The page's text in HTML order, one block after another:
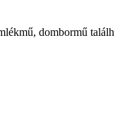
dombormű találh